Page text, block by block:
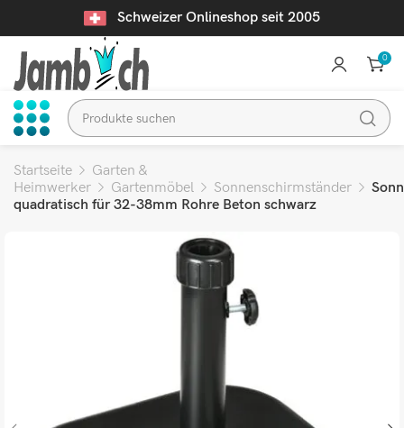
Schweizer Onlineshop seit 2005
0
Startseite
Garten &
Heimwerker
Gartenmöbel Sonnenschirmständer
quadratisch für 32-38mm Rohre Beton schwarz